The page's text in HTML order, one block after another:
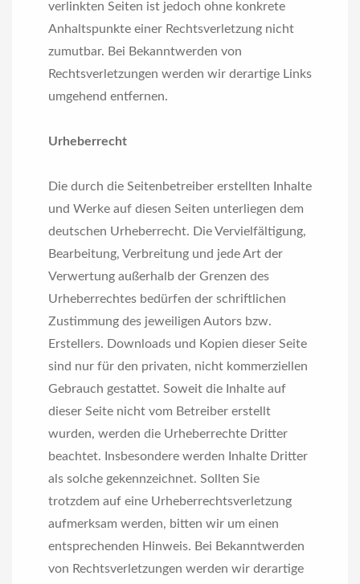
verlinkten Seiten ist jedoch ohne konkrete
Anhaltspunkte einer Rechtsverletzung nicht
zumutbar. Bei Bekanntwerden von
Rechtsverletzungen werden wir derartige Links
umgehend entfernen.
Urheberrecht
Die durch die Seitenbetreiber erstellten Inhalte
und Werke auf diesen Seiten unterliegen dem
deutschen Urheberrecht. Die Vervielfältigung,
Bearbeitung, Verbreitung und jede Art der
Verwertung außerhalb der Grenzen des
Urheberrechtes bedürfen der schriftlichen
Zustimmung des jeweiligen Autors bzw.
Erstellers. Downloads und Kopien dieser Seite
sind nur für den privaten, nicht kommerziellen
Gebrauch gestattet. Soweit die Inhalte auf
dieser Seite nicht vom Betreiber erstellt
wurden, werden die Urheberrechte Dritter
beachtet. Insbesondere werden Inhalte Dritter
als solche gekennzeichnet. Sollten Sie
trotzdem auf eine Urheberrechtsverletzung
aufmerksam werden, bitten wir um einen
entsprechenden Hinweis. Bei Bekanntwerden
von Rechtsverletzungen werden wir derartige